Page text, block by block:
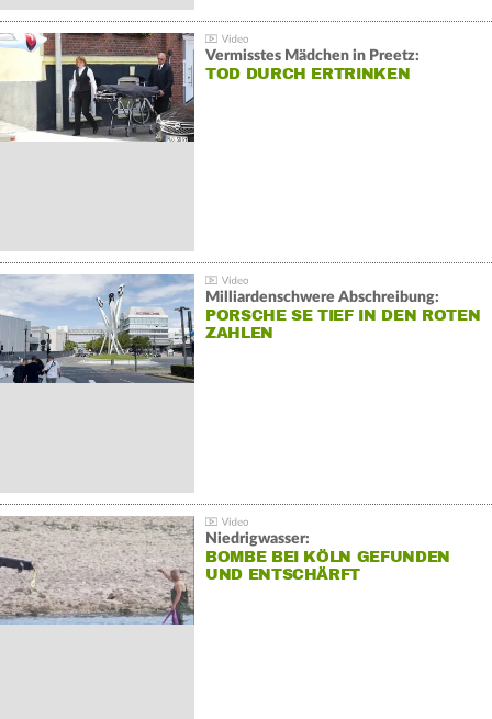
Vermisstes Mädchen in Preetz:
TOD DURCH ERTRINKEN
Milliardenschwere Abschreibung:
PORSCHE SE TIEF IN DEN ROTEN
ZAHLEN
Niedrigwasser:
BOMBE BEI KÖLN GEFUNDEN
UND ENTSCHÄRFT